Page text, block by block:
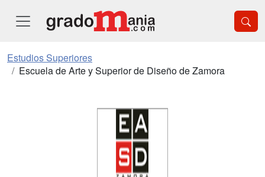
Estudios Superiores
Escuela de Arte y Superior de Diseño de Zamora